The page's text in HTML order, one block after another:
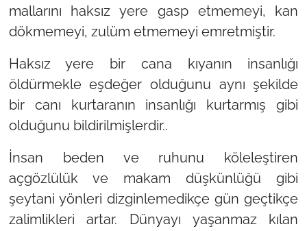
mallarını haksız yere gasp etmemeyi, kan
dökmemeyi, zulüm etmemeyi emretmiştir.
Haksız yere bir cana kıyanın insanlığı
öldürmekle eşdeğer olduğunu aynı şekilde
bir canı kurtaranın insanlığı kurtarmış gibi
olduğunu bildirilmişlerdir..
İnsan beden ve ruhunu köleleştiren
açgözlülük ve makam düşkünlüğü gibi
şeytani yönleri dizginlemedikçe gün geçtikçe
zalimlikleri artar. Dünyayı yaşanmaz kılan